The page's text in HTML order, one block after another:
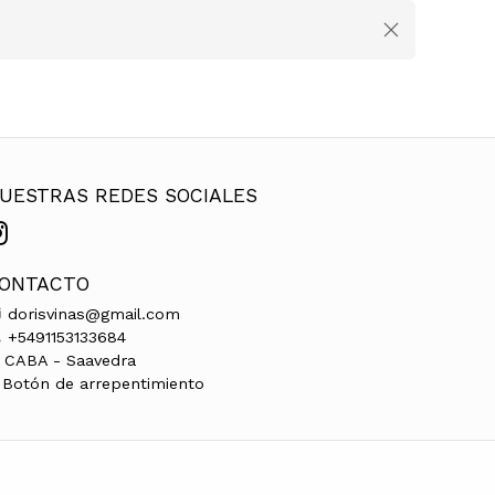
REDES SOCIALES
dorisvinas@gmail.com
+5491153133684
CABA - Saavedra
de arrepentimiento